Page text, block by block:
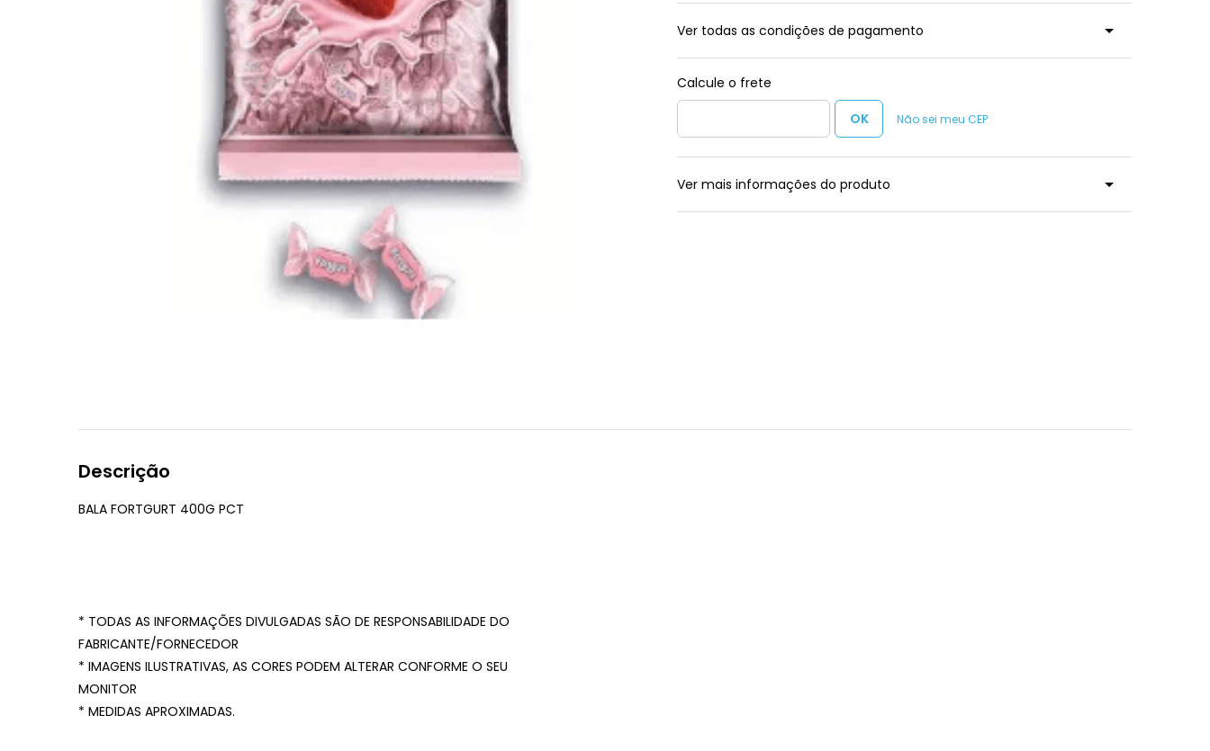
Ver todas as condições de pagamento
Não sei meu CEP
Ver mais informações do produto
Descrição
BALA FORTGURT 400G PCT
* TODAS AS INFORMAÇÕES DIVULGADAS SÃO DE RESPONSABILIDADE DO
FABRICANTE/FORNECEDOR
* IMAGENS ILUSTRATIVAS, AS CORES PODEM ALTERAR CONFORME O SEU
MONITOR
* MEDIDAS APROXIMADAS.